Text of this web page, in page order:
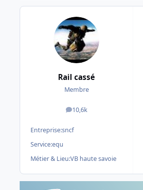
Rail cassé
Membre
10,6k
messages
Entreprise:sncf
Service:equ
Métier & Lieu:VB haute savoie